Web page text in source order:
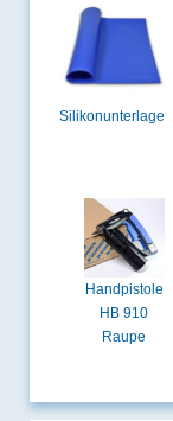
Silikonunterlage
Handpistole
HB 910
Raupe